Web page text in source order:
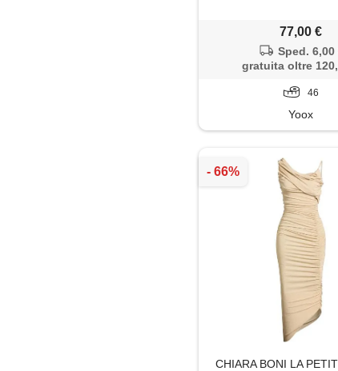
77,00 €
Sped. 6,00
gratuita oltre
46
Yoox
CHIARA BONI LA